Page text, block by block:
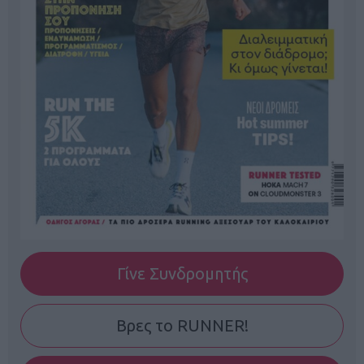
Γίνε Συνδρομητής
Βρες το RUNNER!